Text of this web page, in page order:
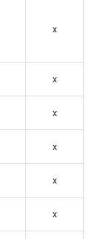
x
x
x
x
x
x